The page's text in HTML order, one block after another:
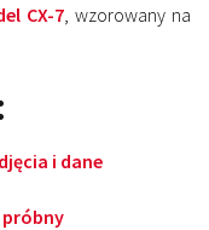
CX-7, wzorowany na
i dane
próbny